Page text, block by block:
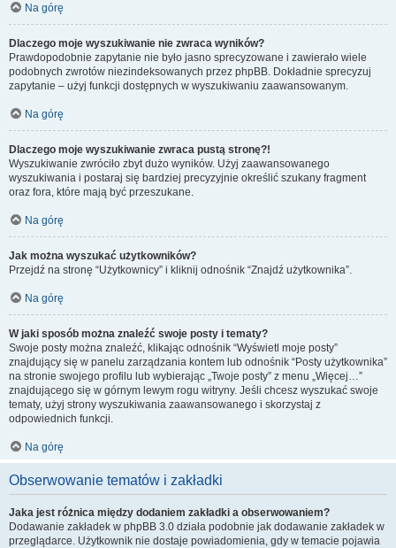
Na górę
Dlaczego moje wyszukiwanie nie zwraca wyników?
Prawdopodobnie zapytanie nie było jasno sprecyzowane i zawierało wiele
podobnych zwrotów niezindeksowanych przez phpBB. Dokładnie sprecyzuj
zapytanie – użyj funkcji dostępnych w wyszukiwaniu zaawansowanym.
Na górę
Dlaczego moje wyszukiwanie zwraca pustą stronę?!
Wyszukiwanie zwróciło zbyt dużo wyników. Użyj zaawansowanego
wyszukiwania i postaraj się bardziej precyzyjnie określić szukany fragment
oraz fora, które mają być przeszukane.
Na górę
Jak można wyszukać użytkowników?
Przejdź na stronę “Użytkownicy” i kliknij odnośnik “Znajdź użytkownika”.
Na górę
W jaki sposób można znaleźć swoje posty i tematy?
Swoje posty można znaleźć, klikając odnośnik “Wyświetl moje posty”
znajdujący się w panelu zarządzania kontem lub odnośnik “Posty użytkownika”
na stronie swojego profilu lub wybierając „Twoje posty” z menu „Więcej…”
znajdującego się w górnym lewym rogu witryny. Jeśli chcesz wyszukać swoje
tematy, użyj strony wyszukiwania zaawansowanego i skorzystaj z
odpowiednich funkcji.
Na górę
Obserwowanie tematów i zakładki
Jaka jest różnica między dodaniem zakładki a obserwowaniem?
Dodawanie zakładek w phpBB 3.0 działa podobnie jak dodawanie zakładek w
przeglądarce. Użytkownik nie dostaje powiadomienia, gdy w temacie pojawia